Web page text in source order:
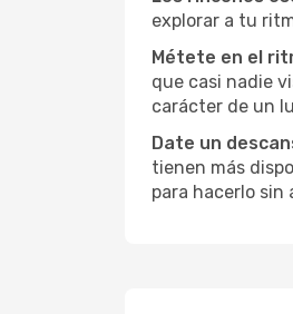
explorar a tu
Métete en el
que casi nadie
carácter de un
Date un
tienen más
para hacerlo sin